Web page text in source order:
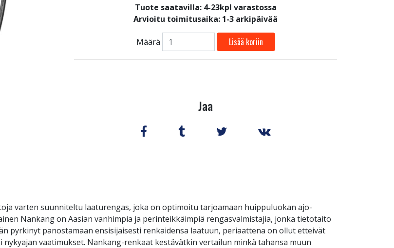
Tuote saatavilla: 4-23kpl varastossa
Arvioitu toimitusaika: 1-3 arkipäivää
Määrä Lisää koriin
Jaa
varten suunniteltu laaturengas, joka on optimoitu tarjoamaan huippuluokan ajo-
Nankang on Aasian vanhimpia ja perinteikkäimpiä rengasvalmistajia, jonka tietotaito
pyrkinyt panostamaan ensisijaisesti renkaidensa laatuun, periaattena on ollut etteivät
vaatimukset. Nankang-renkaat kestävätkin vertailun minkä tahansa muun